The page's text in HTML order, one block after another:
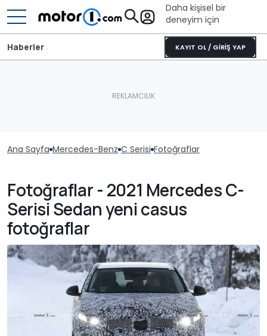
Daha kişisel bir
deneyim için
KAYIT OL / GİRİŞ YAP
Haberler
Ana Sayfa Mercedes-Benz C Serisi Fotoğraflar
Fotoğraflar - 2021 Mercedes C-
Serisi Sedan yeni casus
fotoğraflar